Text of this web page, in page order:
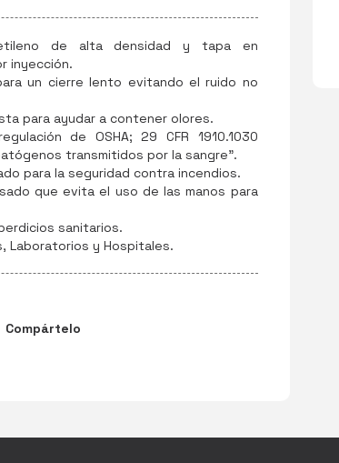
de alta densidad y tapa en
inyección.
un cierre lento evitando el ruido no
para ayudar a contener olores.
de OSHA; 29 CFR 1910.1030
transmitidos por la sangre".
para la seguridad contra incendios.
que evita el uso de las manos para
sanitarios.
Laboratorios y Hospitales.
Compártelo